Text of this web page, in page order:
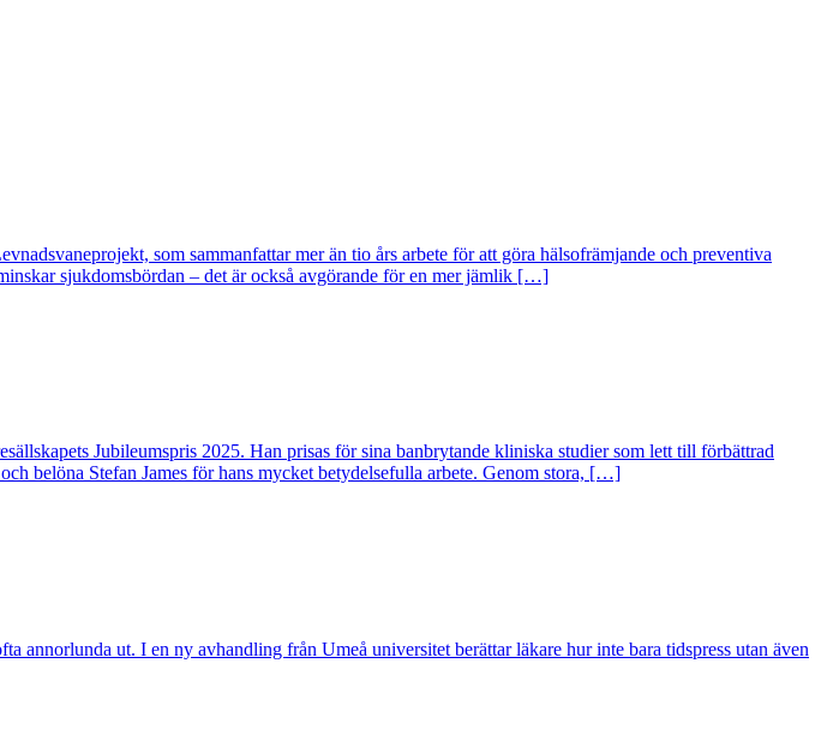
som sammanfattar mer än tio års arbete för att göra hälsofrämjande och preventiva
sjukdomsbördan – det är också avgörande för en mer jämlik […]
Jubileumspris 2025. Han prisas för sina banbrytande kliniska studier som lett till förbättrad
belöna Stefan James för hans mycket betydelsefulla arbete. Genom stora, […]
annorlunda ut. I en ny avhandling från Umeå universitet berättar läkare hur inte bara tidspress utan även